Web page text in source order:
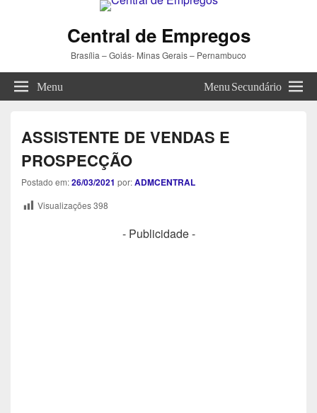
Central de Empregos
Brasília – Goiás- Minas Gerais – Pernambuco
Menu Menu Secundário
ASSISTENTE DE VENDAS E
PROSPECÇÃO
Postado em:26/03/2021 por:ADMCENTRAL
Visualizações398
- Publicidade -